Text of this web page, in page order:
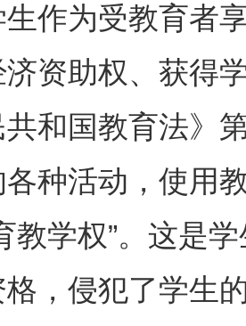
作为受教育者
资助权、获得
共和国教育法》
种活动，使用
教学权”。这是
，侵犯了学生